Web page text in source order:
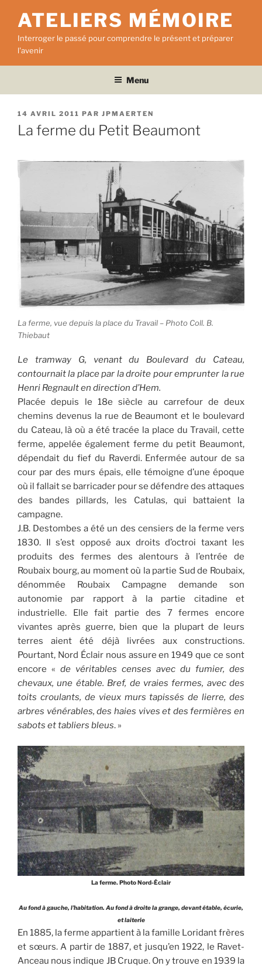
contenu
principal
ATELIERS MÉMOIRE
Interroger le passé pour comprendre le présent et préparer
l'avenir
Menu
PUBLIÉ
LE
14 AVRIL 2011 PAR JPMAERTEN
La ferme du Petit Beaumont
La ferme, vue depuis la place du Travail – Photo Coll. B.
Thiebaut
Le tramway G, venant du Boulevard du Cateau,
contournait la place par la droite pour emprunter la rue
Henri Regnault en direction d’Hem.
Placée depuis le 18e siècle au carrefour de deux
chemins devenus la rue de Beaumont et le boulevard
du Cateau, là où a été tracée la place du Travail, cette
ferme, appelée également ferme du petit Beaumont,
dépendait du fief du Raverdi. Enfermée autour de sa
cour par des murs épais, elle témoigne d’une époque
où il fallait se barricader pour se défendre des attaques
des bandes pillards, les Catulas, qui battaient la
campagne.
J.B. Destombes a été un des censiers de la ferme vers
1830. Il s’est opposé aux droits d’octroi taxant les
produits des fermes des alentours à l’entrée de
Roubaix bourg, au moment où la partie Sud de Roubaix,
dénommée Roubaix Campagne demande son
autonomie par rapport à la partie citadine et
industrielle. Elle fait partie des 7 fermes encore
vivantes après guerre, bien que la plupart de leurs
terres aient été déjà livrées aux constructions.
Pourtant, Nord Éclair nous assure en 1949 que ce sont
encore « de véritables censes avec du fumier, des
chevaux, une étable. Bref, de vraies fermes, avec des
toits croulants, de vieux murs tapissés de lierre, des
arbres vénérables, des haies vives et des fermières en
sabots et tabliers bleus. »
La ferme. Photo Nord-Éclair
Au fond à gauche, l’habitation. Au fond à droite la grange, devant étable, écurie,
et laiterie
En 1885, la ferme appartient à la famille Loridant frères
et sœurs. A partir de 1887, et jusqu’en 1922, le Ravet-
Anceau nous indique JB Cruque. On y trouve en 1939 la